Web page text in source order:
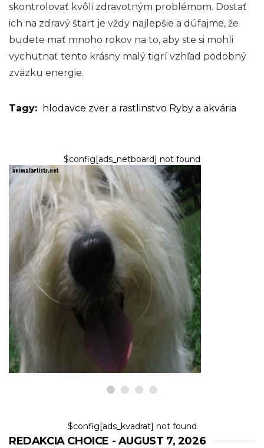
skontrolovať kvôli zdravotným problémom. Dostať
ich na zdravý štart je vždy najlepšie a dúfajme, že
budete mať mnoho rokov na to, aby ste si mohli
vychutnať tento krásny malý tigrí vzhľad podobný
zväzku energie.
Tagy: hlodavce zver a rastlinstvo Ryby a akvária
$config[ads_netboard] not found
Coton de Tulear: Inteligencia,
temperament a osobnosť
$config[ads_kvadrat] not found
REDAKCIA CHOICE - AUGUST 7, 2026